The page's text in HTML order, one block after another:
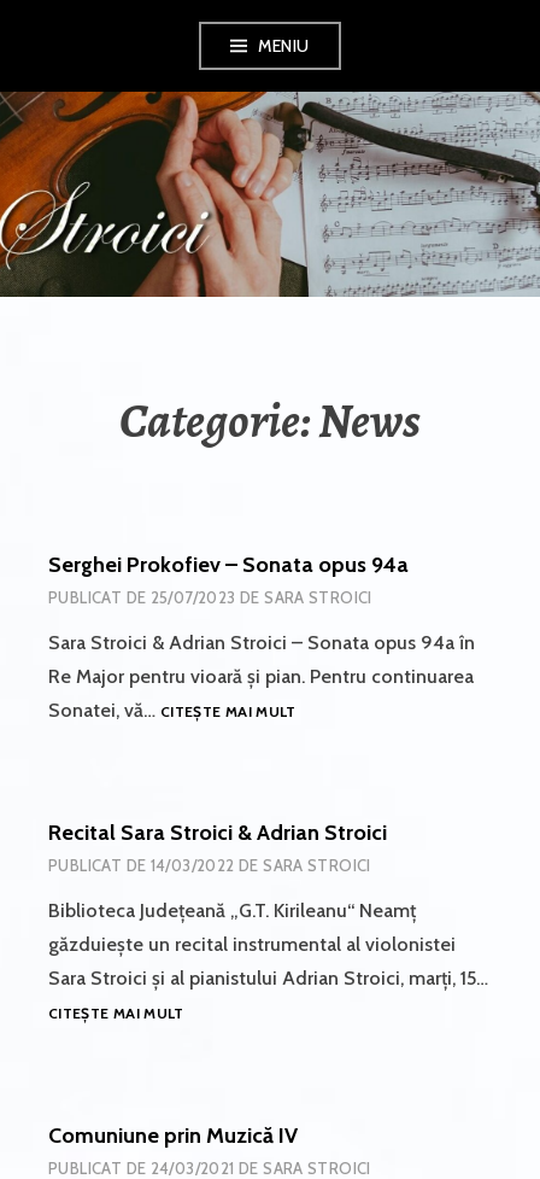
conţinut
MENIU
Categorie:News
Serghei Prokofiev – Sonata opus 94a
PUBLICAT DE 25/07/2023 DESARA STROICI
Sara Stroici & Adrian Stroici – Sonata opus 94a în
Re Major pentru vioară și pian. Pentru continuarea
Sonatei, vă… CITEȘTE MAI MULT
94A
Recital Sara Stroici & Adrian Stroici
PUBLICAT DE 14/03/2022 DESARA STROICI
Biblioteca Județeană „G.T. Kirileanu“ Neamț
găzduiește un recital instrumental al violonistei
Sara Stroici și al pianistului Adrian Stroici, marți, 15…
CITEȘTE MAI MULT
STROICI
Comuniune prin Muzică IV
PUBLICAT DE 24/03/2021 DESARA STROICI